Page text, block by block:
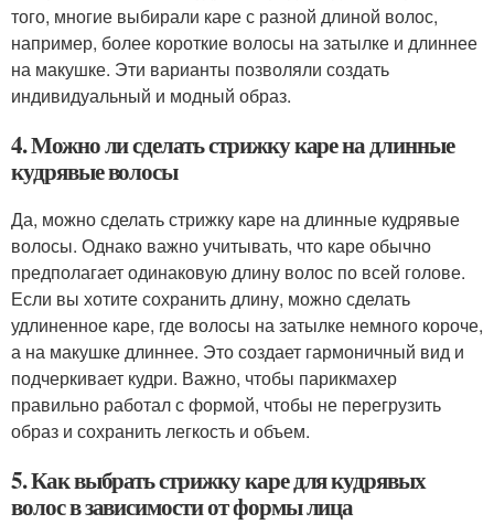
того, многие выбирали каре с разной длиной волос,
например, более короткие волосы на затылке и длиннее
на макушке. Эти варианты позволяли создать
индивидуальный и модный образ.
4. Можно ли сделать стрижку каре на длинные
кудрявые волосы
Да, можно сделать стрижку каре на длинные кудрявые
волосы. Однако важно учитывать, что каре обычно
предполагает одинаковую длину волос по всей голове.
Если вы хотите сохранить длину, можно сделать
удлиненное каре, где волосы на затылке немного короче,
а на макушке длиннее. Это создает гармоничный вид и
подчеркивает кудри. Важно, чтобы парикмахер
правильно работал с формой, чтобы не перегрузить
образ и сохранить легкость и объем.
5. Как выбрать стрижку каре для кудрявых
волос в зависимости от формы лица